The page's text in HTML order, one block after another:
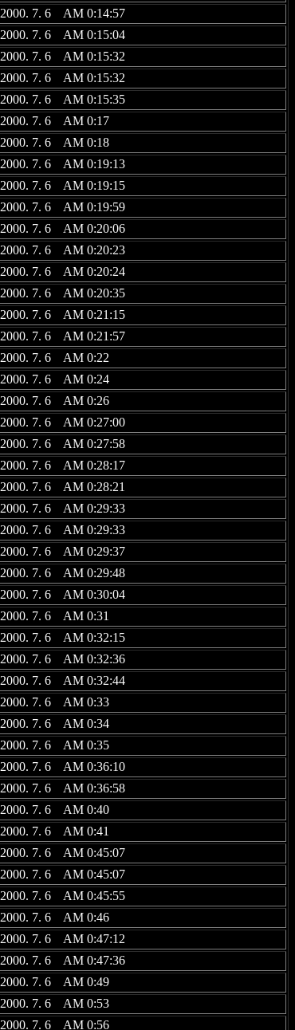
2000. 7. 6 AM 0:14:57
2000. 7. 6 AM 0:15:04
2000. 7. 6 AM 0:15:32
2000. 7. 6 AM 0:15:32
2000. 7. 6 AM 0:15:35
2000. 7. 6 AM 0:17
2000. 7. 6 AM 0:18
2000. 7. 6 AM 0:19:13
2000. 7. 6 AM 0:19:15
2000. 7. 6 AM 0:19:59
2000. 7. 6 AM 0:20:06
2000. 7. 6 AM 0:20:23
2000. 7. 6 AM 0:20:24
2000. 7. 6 AM 0:20:35
2000. 7. 6 AM 0:21:15
2000. 7. 6 AM 0:21:57
2000. 7. 6 AM 0:22
2000. 7. 6 AM 0:24
2000. 7. 6 AM 0:26
2000. 7. 6 AM 0:27:00
2000. 7. 6 AM 0:27:58
2000. 7. 6 AM 0:28:17
2000. 7. 6 AM 0:28:21
2000. 7. 6 AM 0:29:33
2000. 7. 6 AM 0:29:33
2000. 7. 6 AM 0:29:37
2000. 7. 6 AM 0:29:48
2000. 7. 6 AM 0:30:04
2000. 7. 6 AM 0:31
2000. 7. 6 AM 0:32:15
2000. 7. 6 AM 0:32:36
2000. 7. 6 AM 0:32:44
2000. 7. 6 AM 0:33
2000. 7. 6 AM 0:34
2000. 7. 6 AM 0:35
2000. 7. 6 AM 0:36:10
2000. 7. 6 AM 0:36:58
2000. 7. 6 AM 0:40
2000. 7. 6 AM 0:41
2000. 7. 6 AM 0:45:07
2000. 7. 6 AM 0:45:07
2000. 7. 6 AM 0:45:55
2000. 7. 6 AM 0:46
2000. 7. 6 AM 0:47:12
2000. 7. 6 AM 0:47:36
2000. 7. 6 AM 0:49
2000. 7. 6 AM 0:53
2000. 7. 6 AM 0:56